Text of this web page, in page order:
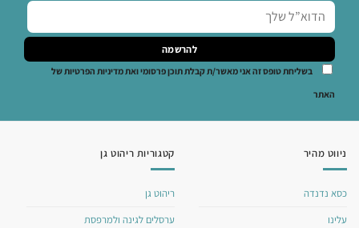
בשליחת טופס זה אני מאשר/ת קבלת תוכן פרסומי ואת מדיניות הפרטיות של
האתר
ניווט מהיר
כסא נדנדה
עלינו
קטגוריות ריהוט גן
ריהוט גן
ערסלים לגינה ולמרפסת